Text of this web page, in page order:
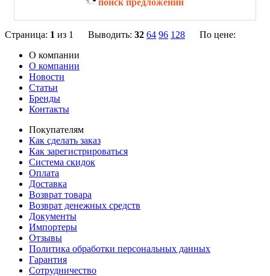
поиск предложений
Страница: 1 из 1 Выводить: 32 64 96 128
По цене:
О компании
О компании
Новости
Статьи
Бренды
Контакты
Покупателям
Как сделать заказ
Как зарегистрироваться
Система скидок
Оплата
Доставка
Возврат товара
Возврат денежных средств
Документы
Импортеры
Отзывы
Политика обработки персональных данных
Гарантия
Сотрудничество